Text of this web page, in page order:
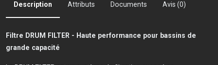
Description Attributs Documents Avis (0)
Filtre DRUM FILTER - Haute performance pour bassins de
grande capacité